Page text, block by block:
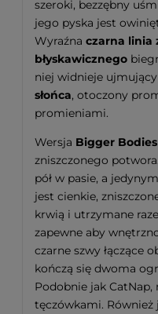
szeroki, bezzębny
jego pyska jest
Wyraźna czarna linia
błyskawicznego
niej widnieje ujmujący
słońca, otoczony
promieniami.
Wersja Bigger Bodies
zniszczonego
pół w pasie, a
jest cienkie,
krwią i utrzymane
zapewne aby
czarne szwy łączące
kończą się dwoma
Podobnie jak CatNap,
tęczówkami. Również